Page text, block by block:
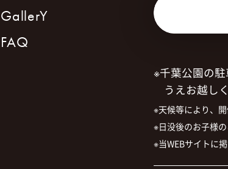
GallerY
FAQ
※千葉公園の
うえお越し
※天候等により、
※日没後のお子様
※当WEBサイトに